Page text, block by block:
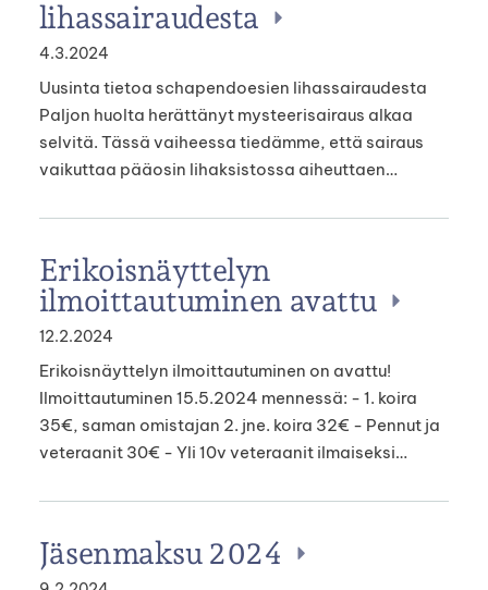
lihassairaudesta
4.3.2024
Uusinta tietoa schapendoesien lihassairaudesta
Paljon huolta herättänyt mysteerisairaus alkaa
selvitä. Tässä vaiheessa tiedämme, että sairaus
vaikuttaa pääosin lihaksistossa aiheuttaen…
Erikoisnäyttelyn
ilmoittautuminen avattu
12.2.2024
Erikoisnäyttelyn ilmoittautuminen on avattu!
Ilmoittautuminen 15.5.2024 mennessä: - 1. koira
35€, saman omistajan 2. jne. koira 32€ - Pennut ja
veteraanit 30€ - Yli 10v veteraanit ilmaiseksi…
Jäsenmaksu 2024